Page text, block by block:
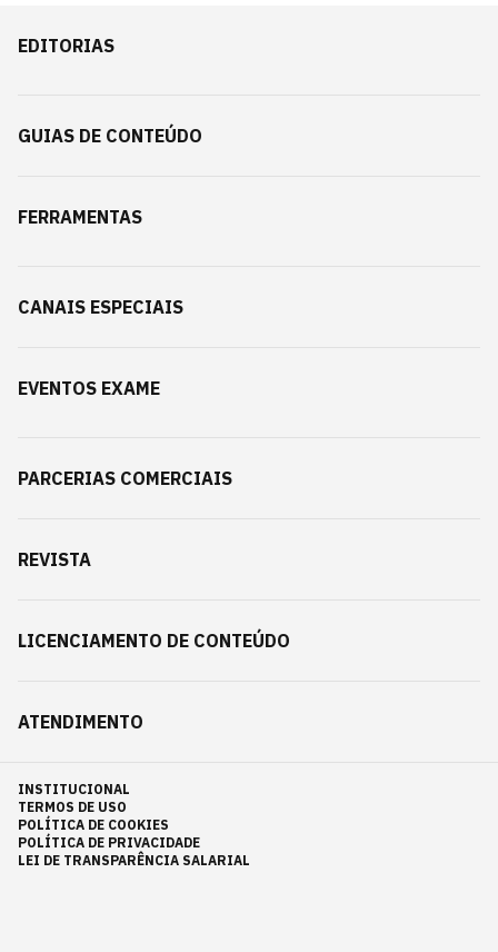
EDITORIAS
GUIAS DE CONTEÚDO
FERRAMENTAS
CANAIS ESPECIAIS
EVENTOS EXAME
PARCERIAS COMERCIAIS
REVISTA
LICENCIAMENTO DE CONTEÚDO
ATENDIMENTO
INSTITUCIONAL
TERMOS DE USO
POLÍTICA DE COOKIES
POLÍTICA DE PRIVACIDADE
LEI DE TRANSPARÊNCIA SALARIAL